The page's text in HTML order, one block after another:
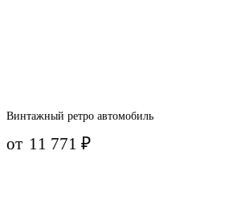
Винтажный ретро автомобиль
от 11 771₽